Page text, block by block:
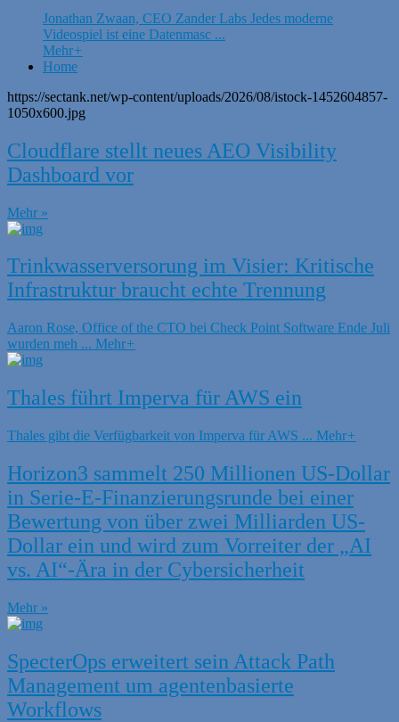
Jonathan Zwaan, CEO Zander Labs Jedes moderne
Videospiel ist eine Datenmasc ...
Mehr+
Home
https://sectank.net/wp-content/uploads/2026/08/istock-1452604857-
1050x600.jpg
Cloudflare stellt neues AEO Visibility
Dashboard vor
Mehr »
Trinkwasserversorung im Visier: Kritische
Infrastruktur braucht echte Trennung
Aaron Rose, Office of the CTO bei Check Point Software Ende Juli
wurden meh ... Mehr+
Thales führt Imperva für AWS ein
Thales gibt die Verfügbarkeit von Imperva für AWS ... Mehr+
Horizon3 sammelt 250 Millionen US-Dollar
in Serie-E-Finanzierungsrunde bei einer
Bewertung von über zwei Milliarden US-
Dollar ein und wird zum Vorreiter der „AI
vs. AI“-Ära in der Cybersicherheit
Mehr »
SpecterOps erweitert sein Attack Path
Management um agentenbasierte
Workflows